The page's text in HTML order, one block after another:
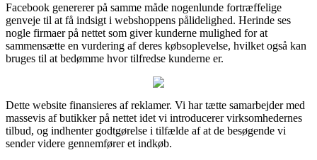
Facebook genererer på samme måde nogenlunde fortræffelige
genveje til at få indsigt i webshoppens pålidelighed. Herinde ses
nogle firmaer på nettet som giver kunderne mulighed for at
sammensætte en vurdering af deres købsoplevelse, hvilket også kan
bruges til at bedømme hvor tilfredse kunderne er.
Dette website finansieres af reklamer. Vi har tætte samarbejder med
massevis af butikker på nettet idet vi introducerer virksomhedernes
tilbud, og indhenter godtgørelse i tilfælde af at de besøgende vi
sender videre gennemfører et indkøb.